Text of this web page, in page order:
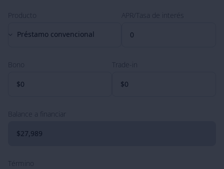
Producto
Préstamo convencional
APR/Tasa de interés
Bono Trade-in
Balance a financiar
Término